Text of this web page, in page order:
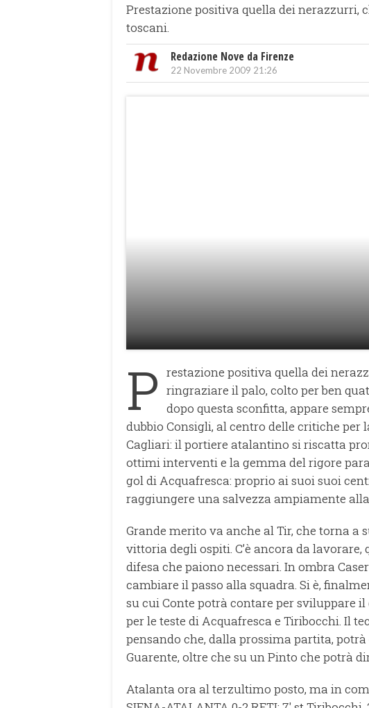
Prestazione positiva quella dei nerazzurri,
toscani.
Redazione Nove da Firenze
22 Novembre 2009 21:26
P restazione positiva quella dei
ringraziare il palo, colto per ben
dopo questa sconfitta, appare
dubbio Consigli, al centro delle critiche per
Cagliari: il portiere atalantino si riscatta
ottimi interventi e la gemma del rigore
gol di Acquafresca: proprio ai suoi suoi
raggiungere una salvezza ampiamente
Grande merito va anche al Tir, che torna a
vittoria degli ospiti. C’è ancora da
difesa che paiono necessari. In ombra
cambiare il passo alla squadra. Si è,
su cui Conte potrà contare per sviluppare
per le teste di Acquafresca e Tiribocchi. Il
pensando che, dalla prossima partita,
Guarente, oltre che su un Pinto che potrà
Atalanta ora al terzultimo posto, ma in